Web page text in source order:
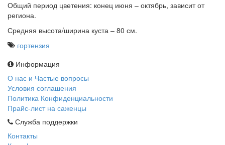
Общий период цветения: конец июня – октябрь, зависит от
региона.
Средняя высота/ширина куста – 80 см.
гортензия
Информация
О нас и Частые вопросы
Условия соглашения
Политика Конфиденциальности
Прайс-лист на саженцы
Служба поддержки
Контакты